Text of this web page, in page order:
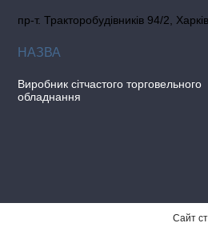
пр-т. Тракторобудівників 94/2,
Виробник сітчастого торговельного
обладнання
Сайт